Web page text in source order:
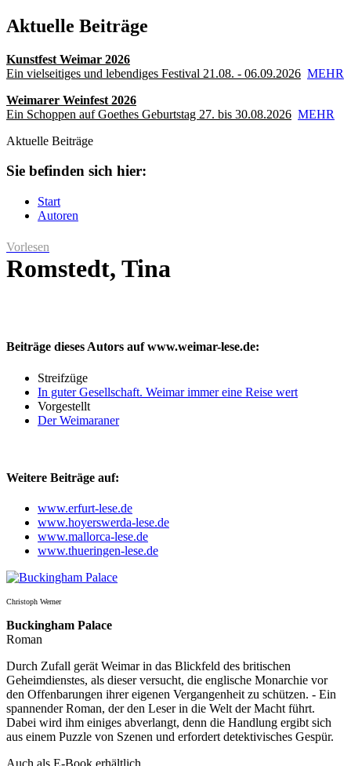
Aktuelle Beiträge
Kunstfest Weimar 2026
Ein vielseitiges und lebendiges Festival 21.08. - 06.09.2026 MEHR
Weimarer Weinfest 2026
Ein Schoppen auf Goethes Geburtstag 27. bis 30.08.2026 MEHR
Aktuelle Beiträge
Sie befinden sich hier:
Start
Autoren
Vorlesen
Romstedt, Tina
Beiträge dieses Autors auf www.weimar-lese.de:
Streifzüge
In guter Gesellschaft. Weimar immer eine Reise wert
Vorgestellt
Der Weimaraner
Weitere Beiträge auf:
www.erfurt-lese.de
www.hoyerswerda-lese.de
www.mallorca-lese.de
www.thueringen-lese.de
Christoph Werner
Buckingham Palace
Roman
Durch Zufall gerät Weimar in das Blickfeld des britischen
Geheimdienstes, als dieser versucht, die englische Monarchie vor
den Offenbarungen ihrer eigenen Vergangenheit zu schützen. - Ein
spannender Roman, der den Leser in die Welt der Macht führt.
Dabei wird ihm einiges abverlangt, denn die Handlung ergibt sich
aus einem Puzzle von Szenen und erfordert detektivisches Gespür.
Auch als E-Book erhältlich